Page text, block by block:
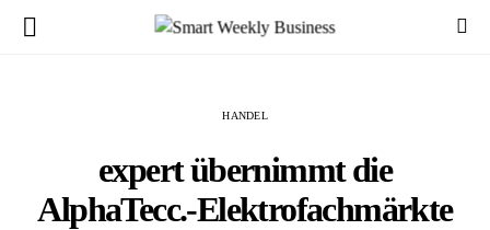
HANDEL
expert übernimmt die
AlphaTecc.-Elektrofachmärkte